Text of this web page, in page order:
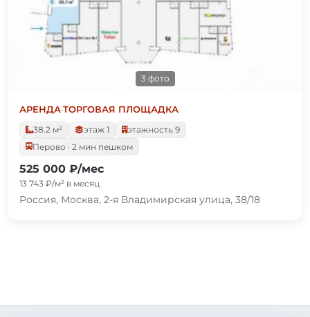
3 фото
АРЕНДА·ТОРГОВАЯ ПЛОЩАДКА
38.2 м²
этаж 1
этажность 9
Перово · 2 мин пешком
525 000 ₽/мес
13 743 ₽/м² в месяц
Россия, Москва, 2-я Владимирская улица, 38/18